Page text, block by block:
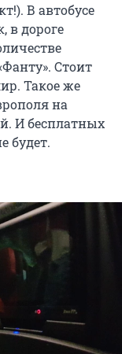
В автобусе
в дороге
Стоит
Такое же
на
И бесплатных
будет.